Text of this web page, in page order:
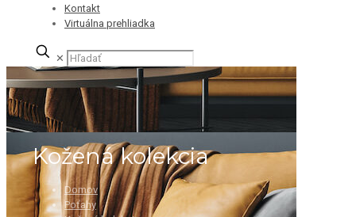
Kontakt
Virtuálna prehliadka
✕
Kožená kolekcia
Domov
Poťahy